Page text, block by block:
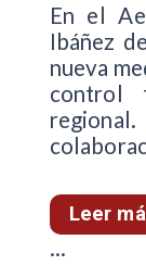
En el
Ibáñez
nueva
control
Leer
...